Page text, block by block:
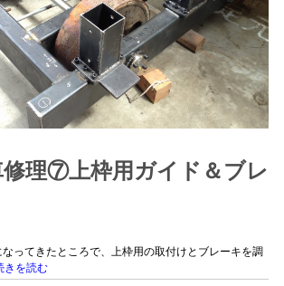
修理⑦上枠用ガイド＆ブレ
ってきたところで、上枠用の取付けとブレーキを調
きを読む